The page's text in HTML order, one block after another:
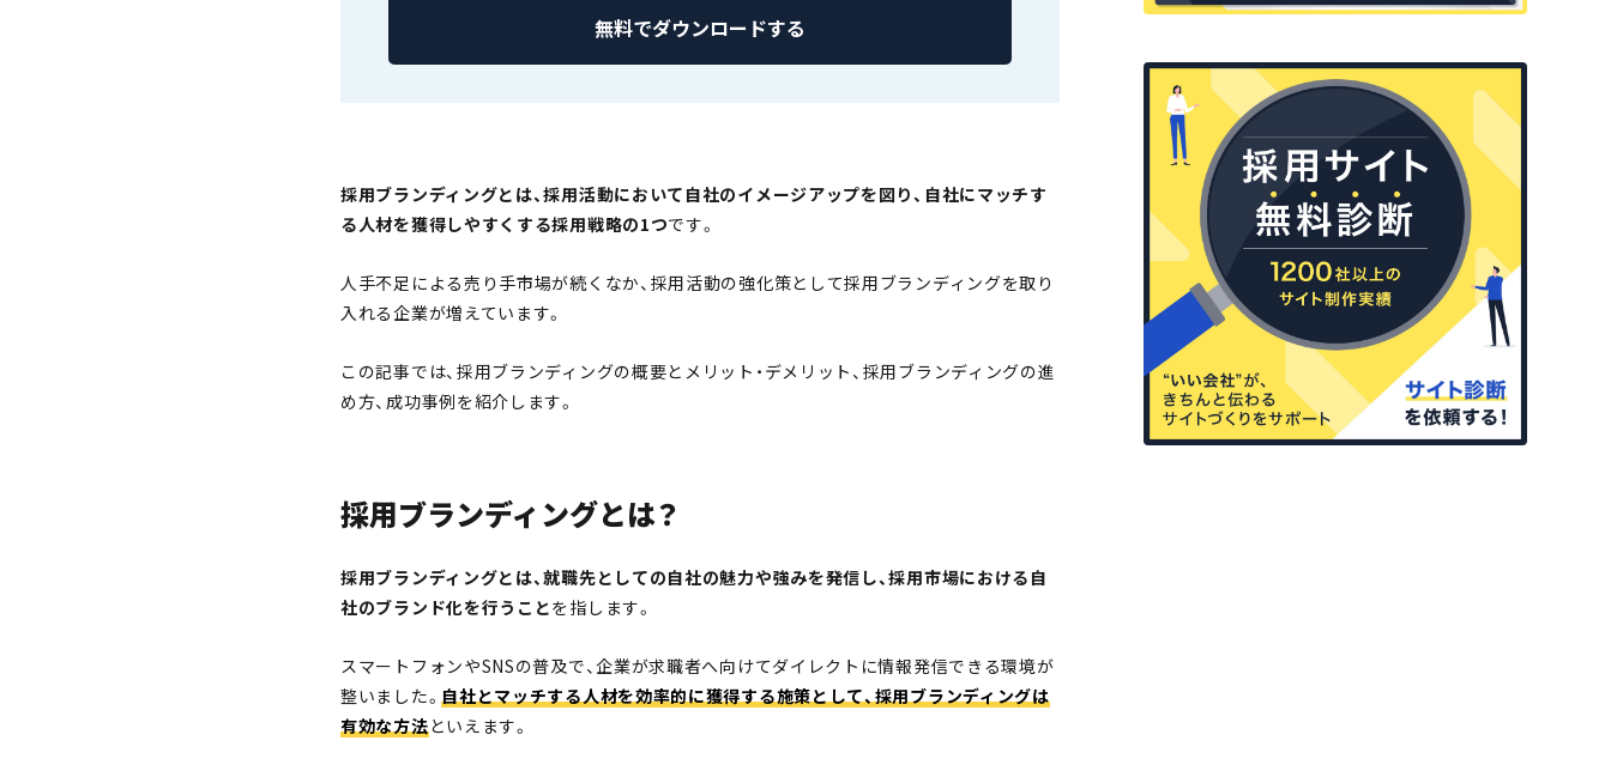
無料でダウンロードする
採用ブランディングとは、採用活動において自社のイメージアップを図り、自社にマッチす
る人材を獲得しやすくする採用戦略の1つです。
人手不足による売り手市場が続くなか、採用活動の強化策として採用ブランディングを取り
入れる企業が増えています。
この記事では、採用ブランディングの概要とメリット・デメリット、採用ブランディングの進
め方、成功事例を紹介します。
採用ブランディングとは？
採用ブランディングとは、就職先としての自社の魅力や強みを発信し、採用市場における自
社のブランド化を行うことを指します。
スマートフォンやSNSの普及で、企業が求職者へ向けてダイレクトに情報発信できる環境が
整いました。自社とマッチする人材を効率的に獲得する施策として、採用ブランディングは
有効な方法といえます。